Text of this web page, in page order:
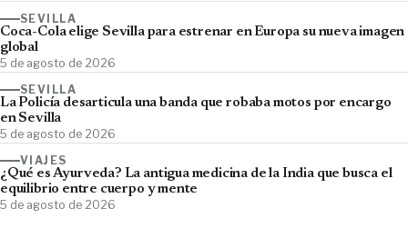
SEVILLA
Coca-Cola elige Sevilla para estrenar en Europa su nueva imagen
global
5 de agosto de 2026
SEVILLA
La Policía desarticula una banda que robaba motos por encargo
en Sevilla
5 de agosto de 2026
VIAJES
¿Qué es Ayurveda? La antigua medicina de la India que busca el
equilibrio entre cuerpo y mente
5 de agosto de 2026